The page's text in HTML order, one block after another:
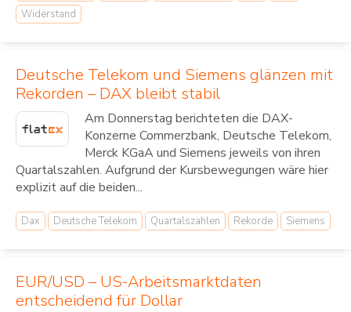
Widerstand
Deutsche Telekom und Siemens glänzen mit
Rekorden – DAX bleibt stabil
Am Donnerstag berichteten die DAX-
Konzerne Commerzbank, Deutsche Telekom,
Merck KGaA und Siemens jeweils von ihren
Quartalszahlen. Aufgrund der Kursbewegungen wäre hier
explizit auf die beiden...
Dax Deutsche Telekom Quartalszahlen Rekorde Siemens
EUR/USD – US-Arbeitsmarktdaten
entscheidend für Dollar